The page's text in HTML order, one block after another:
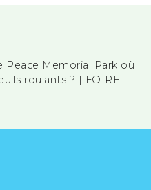
Peace Memorial Park où
roulants ? | FOIRE